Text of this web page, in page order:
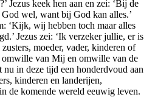
Jezus keek hen aan en zei: ‘Bij de
wel, want bij God kan alles.’
‘Kijk, wij hebben toch maar alles
Jezus zei: ‘Ik verzeker jullie, er is
moeder, vader, kinderen of
omwille van Mij en omwille van de
in deze tijd een honderdvoud aan
kinderen en landerijen,
de komende wereld eeuwig leven.